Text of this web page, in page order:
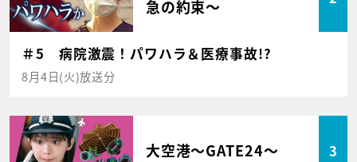
急の約束～
＃5 病院激震！パワハラ＆医療事故!?
8月4日(火)放送分
大空港～GATE24～ 3